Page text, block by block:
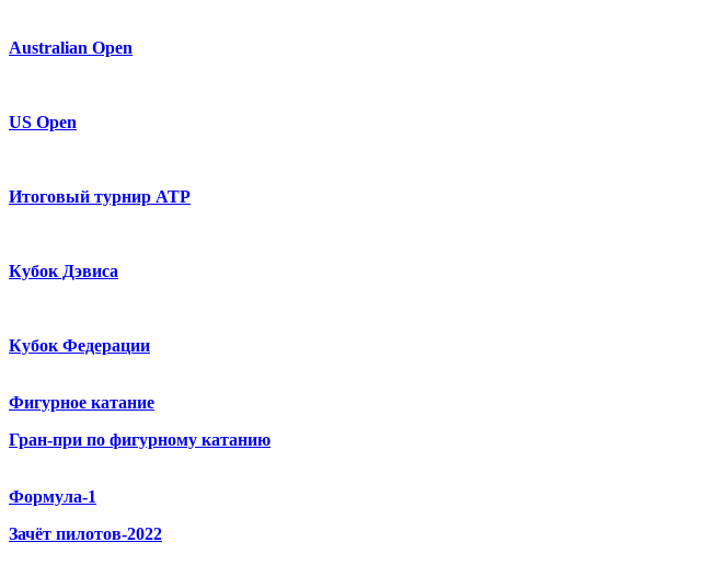
Australian Open
US Open
Итоговый турнир ATP
Кубок Дэвиса
Кубок Федерации
Фигурное катание
Гран-при по фигурному катанию
Формула-1
Зачёт пилотов-2022